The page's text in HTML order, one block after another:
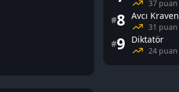
37 puan
#8 Avcı Kraven
31 puan
#9 Diktatör
24 puan